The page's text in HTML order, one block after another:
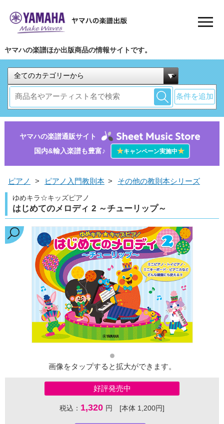
ヤマハの楽譜ほか出版商品の情報サイトです。
条件を追加
ヤマハの楽譜通販サイト
国内&輸入楽譜も豊富♪
★キャンペーン実施中★
ピアノ > ピアノ入門教則本 > その他の教則本シリーズ
ゆめキラ☆キッズピアノ
はじめてのメロディ 2 ～チューリップ～
画像をタップすると拡大ができます。
好評発売中
税込： 1,320 円 [本体 1,200円]